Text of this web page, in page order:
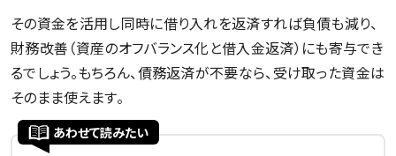
その資金を活用し同時に借り入れを返済すれば負債も減り、
財務改善（資産のオフバランス化と借入金返済）にも寄与でき
るでしょう。もちろん、債務返済が不要なら、受け取った資金は
そのまま使えます。
あわせて読みたい